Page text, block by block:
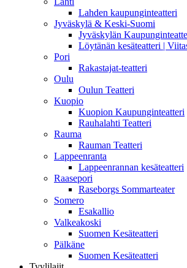
Lahden kaupunginteatteri
Jyväskylä & Keski-Suomi
Jyväskylän
Löytänän kesäteatteri |
Pori
Rakastajat-teatteri
Oulu
Oulun Teatteri
Kuopio
Kuopion Kaupunginteatteri
Rauhalahti Teatteri
Rauma
Rauman Teatteri
Lappeenranta
Lappeenrannan kesäteatteri
Raasepori
Raseborgs Sommarteater
Somero
Esakallio
Valkeakoski
Suomen Kesäteatteri
Pälkäne
Suomen Kesäteatteri